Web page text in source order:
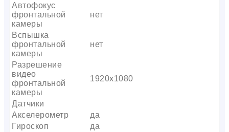
Автофокус
фронтальной
камеры
нет
Вспышка
фронтальной
камеры
нет
Разрешение
видео
фронтальной
камеры
1920х1080
Датчики
Акселерометр
да
Гироскоп
да